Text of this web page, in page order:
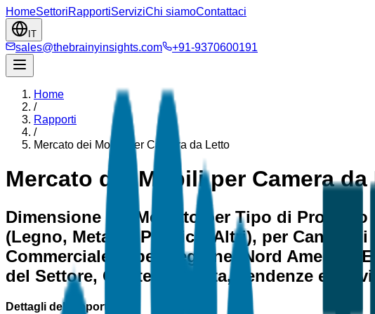
HomeSettoriRapportiServiziChi siamoContattaci
IT
sales@thebrainyinsights.com +91-9370600191
Home
/
Rapporti
/
Mercato dei Mobili per Camera da Letto
Mercato dei Mobili per Camera
Dimensione del Mercato per Tipo di
(Legno, Metallo, Plastica, Altri), per Canale
Commerciale) e per Regione (Nord America,
del Settore, Quote, Crescita, Tendenze e
Dettagli del rapporto